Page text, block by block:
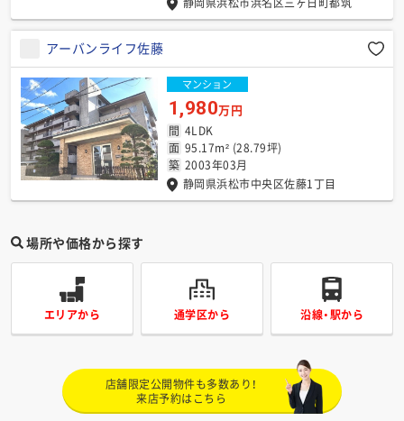
マンション
アーバンライフ佐藤
間 4LDK
面 95.17m² (28.79坪)
築 2003年03月
静岡県浜松市中央区佐藤1丁目
1,980万円
場所や価格から探す
エリアから 通学区から 沿線・駅から
店舗限定公開物件も多数あり！
来店予約はこちら